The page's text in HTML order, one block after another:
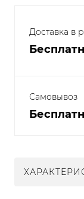
Доставка в
Самовывоз